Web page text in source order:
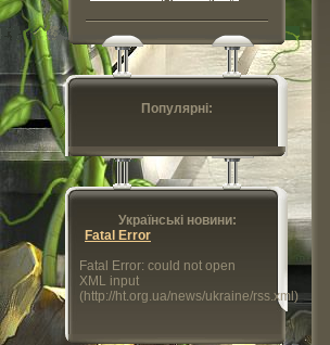
Популярні:
Українські новини:
Fatal Error
Fatal Error: could not open
XML input
(http://ht.org.ua/news/ukraine/rss.xml)